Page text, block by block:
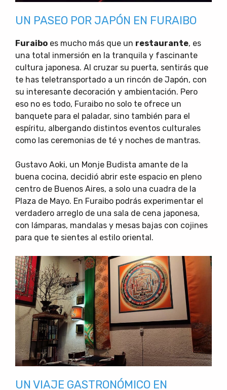
UN PASEO POR JAPÓN EN FURAIBO
Furaibo es mucho más que un restaurante, es
una total inmersión en la tranquila y fascinante
cultura japonesa. Al cruzar su puerta, sentirás que
te has teletransportado a un rincón de Japón, con
su interesante decoración y ambientación. Pero
eso no es todo, Furaibo no solo te ofrece un
banquete para el paladar, sino también para el
espíritu, albergando distintos eventos culturales
como las ceremonias de té y noches de mantras.
Gustavo Aoki, un Monje Budista amante de la
buena cocina, decidió abrir este espacio en pleno
centro de Buenos Aires, a solo una cuadra de la
Plaza de Mayo. En Furaibo podrás experimentar el
verdadero arreglo de una sala de cena japonesa,
con lámparas, mandalas y mesas bajas con cojines
para que te sientes al estilo oriental.
UN VIAJE GASTRONÓMICO EN